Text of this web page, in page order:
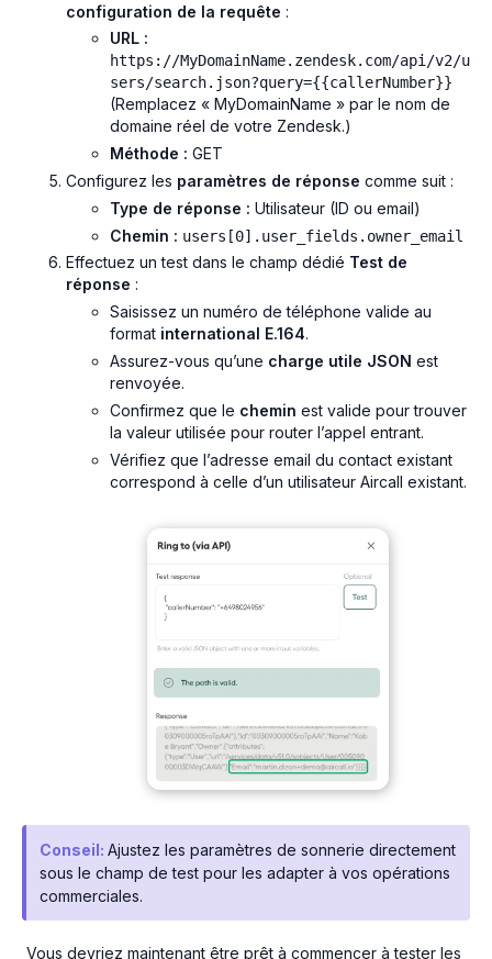
configuration de la requête :
URL :
https://MyDomainName.zendesk.com/api/v2/u
sers/search.json?query={{callerNumber}}
(Remplacez « MyDomainName » par le nom de
domaine réel de votre Zendesk.)
Méthode : GET
Configurez les paramètres de réponse comme suit :
Type de réponse : Utilisateur (ID ou email)
Chemin : users[0].user_fields.owner_email
Effectuez un test dans le champ dédié Test de
réponse :
Saisissez un numéro de téléphone valide au
format international E.164.
Assurez-vous qu’une charge utile JSON est
renvoyée.
Confirmez que le chemin est valide pour trouver
la valeur utilisée pour router l’appel entrant.
Vérifiez que l’adresse email du contact existant
correspond à celle d’un utilisateur Aircall existant.
Conseil: Ajustez les paramètres de sonnerie directement
sous le champ de test pour les adapter à vos opérations
commerciales.
Vous devriez maintenant être prêt à commencer à tester les